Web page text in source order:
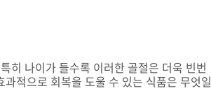
히 나이가 들수록 이러한 골절은 더욱 빈번
적으로 회복을 도울 수 있는 식품은 무엇일